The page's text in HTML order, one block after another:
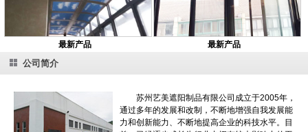
最新产品 最新产品
公司简介
苏州艺美遮阳制品有限公司成立于2005年，
通过多年的发展和改制，不断地增强自我发展能
力和创新能力、不断地提高企业的科技水平。目